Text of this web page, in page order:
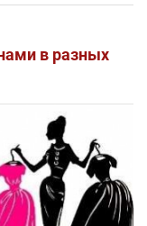
в разных